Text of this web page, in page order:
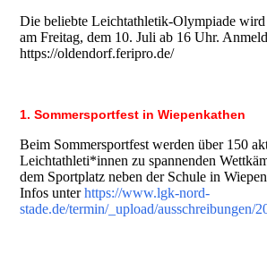
Die beliebte Leichtathletik-Olympiade wird
am Freitag, dem 10. Juli ab 16 Uhr.
https://oldendorf.feripro.de/
1. Sommersportfest in Wiepenkathen
Beim Sommersportfest werden über 150
Leichtathleti*innen zu spannenden
dem Sportplatz neben der Schule in
Infos unterhttps://www.lgk-nord-
stade.de/termin/_upload/ausschreibungen/